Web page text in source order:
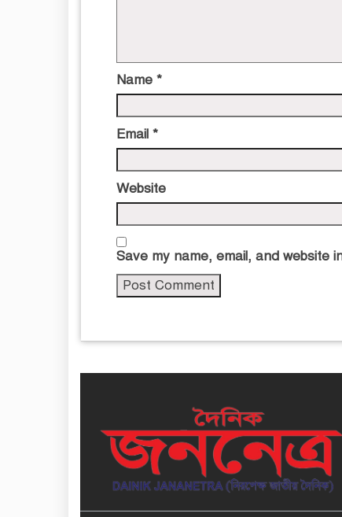
Name *
Email *
Website
Save my name, email, and website